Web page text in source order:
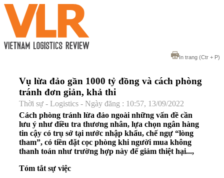
In trang (Ctr + P)
Vụ lừa đảo gần 1000 tỷ đồng và cách phòng
tránh đơn giản, khả thi
Thời sự - Logistics - Ngày đăng : 10:57, 13/09/2022
Cách phòng tránh lừa đảo ngoài những vấn đề cần
lưu ý như điều tra thương nhân, lựa chọn ngân hàng
tin cậy có trụ sở tại nước nhập khẩu, chế ngự “lòng
tham”, có tiền đặt cọc phòng khi người mua không
thanh toán như trường hợp này để giảm thiệt hại...,
Tóm tắt sự việc